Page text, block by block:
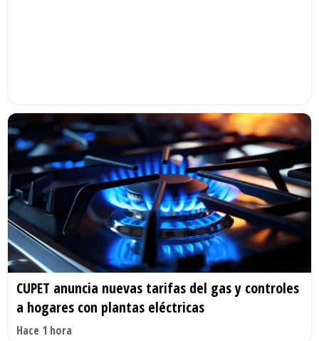
CUPET anuncia nuevas tarifas del gas y controles
a hogares con plantas eléctricas
Hace 1 hora